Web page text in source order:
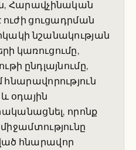
Հարավչինական
ուժի ցուցադրման
նշանակության
կառուցումը,
ընդլայնումը,
օդային
որոնք
հնարավոր